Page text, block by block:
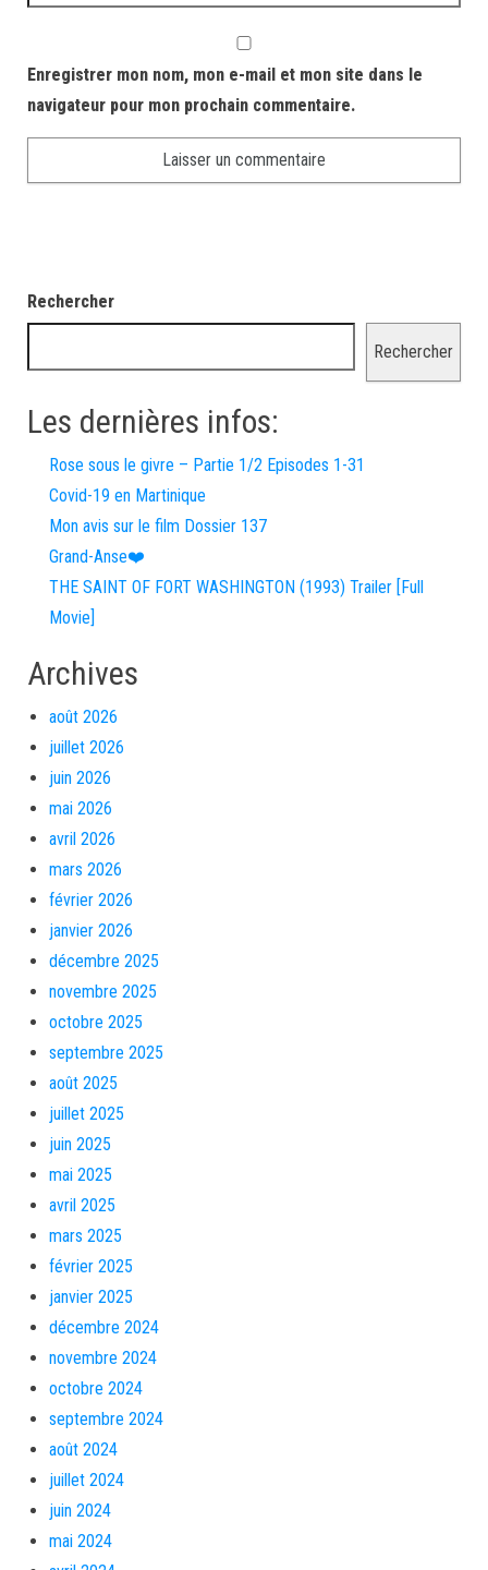
Enregistrer mon nom, mon e-mail et mon site dans le
navigateur pour mon prochain commentaire.
Rechercher
Rechercher
Les dernières infos:
Rose sous le givre – Partie 1/2 Episodes 1-31
Covid-19 en Martinique
Mon avis sur le film Dossier 137
Grand-Anse❤️
THE SAINT OF FORT WASHINGTON (1993) Trailer [Full
Movie]
Archives
août 2026
juillet 2026
juin 2026
mai 2026
avril 2026
mars 2026
février 2026
janvier 2026
décembre 2025
novembre 2025
octobre 2025
septembre 2025
août 2025
juillet 2025
juin 2025
mai 2025
avril 2025
mars 2025
février 2025
janvier 2025
décembre 2024
novembre 2024
octobre 2024
septembre 2024
août 2024
juillet 2024
juin 2024
mai 2024